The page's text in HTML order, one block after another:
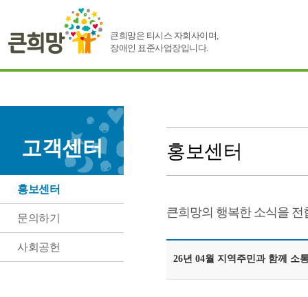
큰희망은 티시스 자회사이며,
장애인 표준사업장입니다.
고객센터
홍보센터
문의하기
사회공헌
홍보센터
큰희망의 행복한 소식을 전
26년 04월 지역주민과 함께 소